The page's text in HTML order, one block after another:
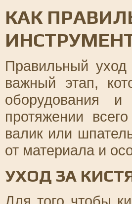
КАК
Правильный
важный этап,
оборудования
протяжении
валик или
от материала и
УХОД ЗА